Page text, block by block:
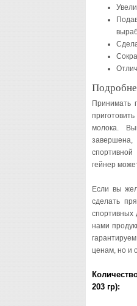
Принимать
молока.
завершена,
гейнер
Если вы
сделать
спортивных
нами
ценам, но и
203 гр):